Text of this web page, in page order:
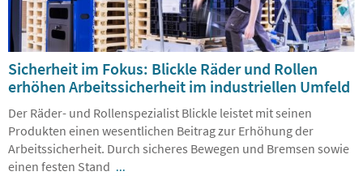
Sicherheit im Fokus: Blickle Räder und Rollen
erhöhen Arbeitssicherheit im industriellen Umfeld
Der Räder- und Rollenspezialist Blickle leistet mit seinen
Produkten einen wesentlichen Beitrag zur Erhöhung der
Arbeitssicherheit. Durch sicheres Bewegen und Bremsen sowie
einen festen Stand ...